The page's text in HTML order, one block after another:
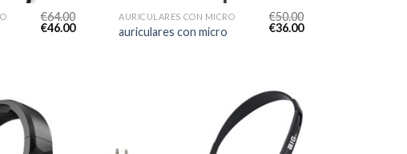
€64.00
€46.00
AURICULARES CON MICRO
auriculares con micro
€50.00
€36.00